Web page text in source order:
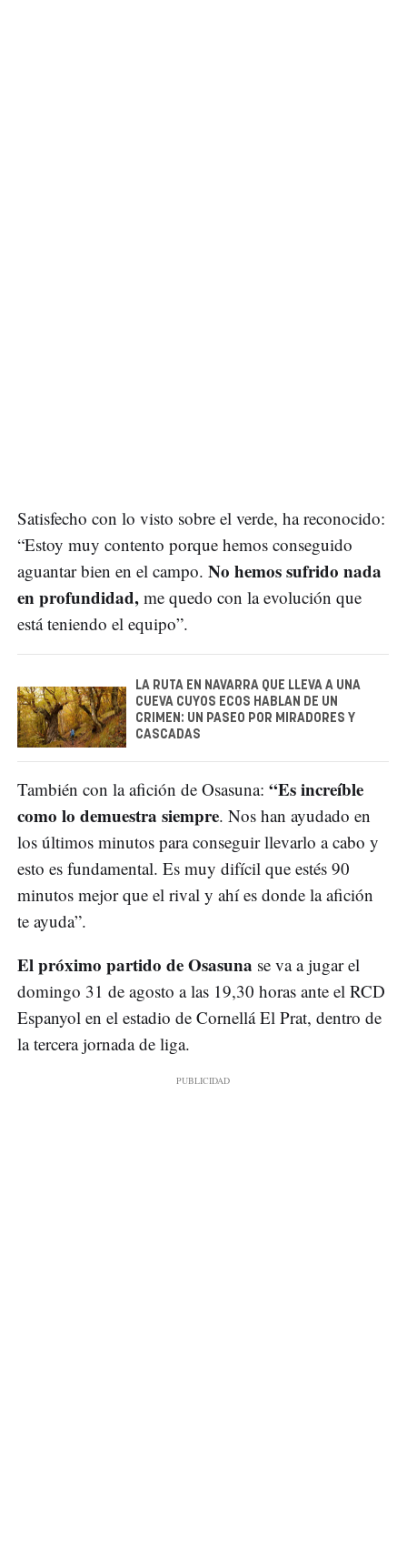
Satisfecho con lo visto sobre el verde, ha reconocido:
“Estoy muy contento porque hemos conseguido
aguantar bien en el campo. No hemos sufrido nada
en profundidad, me quedo con la evolución que
está teniendo el equipo”.
LA RUTA EN NAVARRA QUE LLEVA A UNA
CUEVA CUYOS ECOS HABLAN DE UN
CRIMEN: UN PASEO POR MIRADORES Y
CASCADAS
También con la afición de Osasuna: “Es increíble
como lo demuestra siempre. Nos han ayudado en
los últimos minutos para conseguir llevarlo a cabo y
esto es fundamental. Es muy difícil que estés 90
minutos mejor que el rival y ahí es donde la afición
te ayuda”.
El próximo partido de Osasuna se va a jugar el
domingo 31 de agosto a las 19,30 horas ante el RCD
Espanyol en el estadio de Cornellá El Prat, dentro de
la tercera jornada de liga.